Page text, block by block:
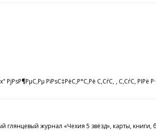
РїРѕС‡РёС‚Р°С‚Рё С‚СѓС‚ , С‚СѓС‚ РІРё
журнал «Чехия 5 звёзд», карты,